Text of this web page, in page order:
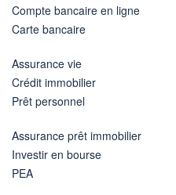
Compte bancaire en ligne
Carte bancaire
Assurance vie
Crédit immobilier
Prêt personnel
Assurance prêt immobilier
Investir en bourse
PEA